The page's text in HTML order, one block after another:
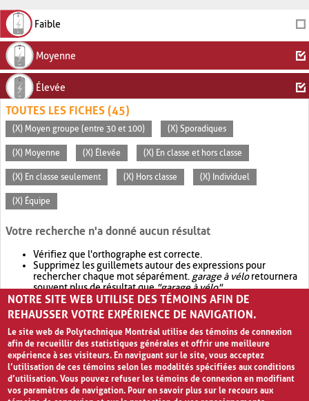
Faible
Moyenne
Élevée
TOUTES LES FICHES (45)
(X) Moyen groupe (entre 30 et 100) (X) Sporadiques
(X) Moyenne (X) Élevée (X) En classe et hors classe
(X) En classe seulement (X) Hors classe (X) Individuel
(X) Équipe
Votre recherche n'a donné aucun résultat
Vérifiez que l'orthographe est correcte.
Supprimez les guillemets autour des expressions pour
rechercher chaque mot séparément. garage à véloretournera
souvent plus de résultat que"garage à vélo".
Envisagez d'élargir votre recherche avec OR.garage OR vélo
retournera souvent plus de résultat quegarage à vélo
NOTRE SITE WEB UTILISE DES TÉMOINS AFIN DE
REHAUSSER VOTRE EXPÉRIENCE DE NAVIGATION.
Le site web de Polytechnique Montréal utilise des témoins de connexion
afin de recueillir des statistiques générales et offrir une meilleure
expérience à ses visiteurs. En naviguant sur le site, vous acceptez
l’utilisation de ces témoins selon les modalités spécifiées aux conditions
d’utilisation. Vous pouvez refuser les témoins de connexion en modifiant
vos paramètres de navigation. Pour en savoir plus sur le recours aux